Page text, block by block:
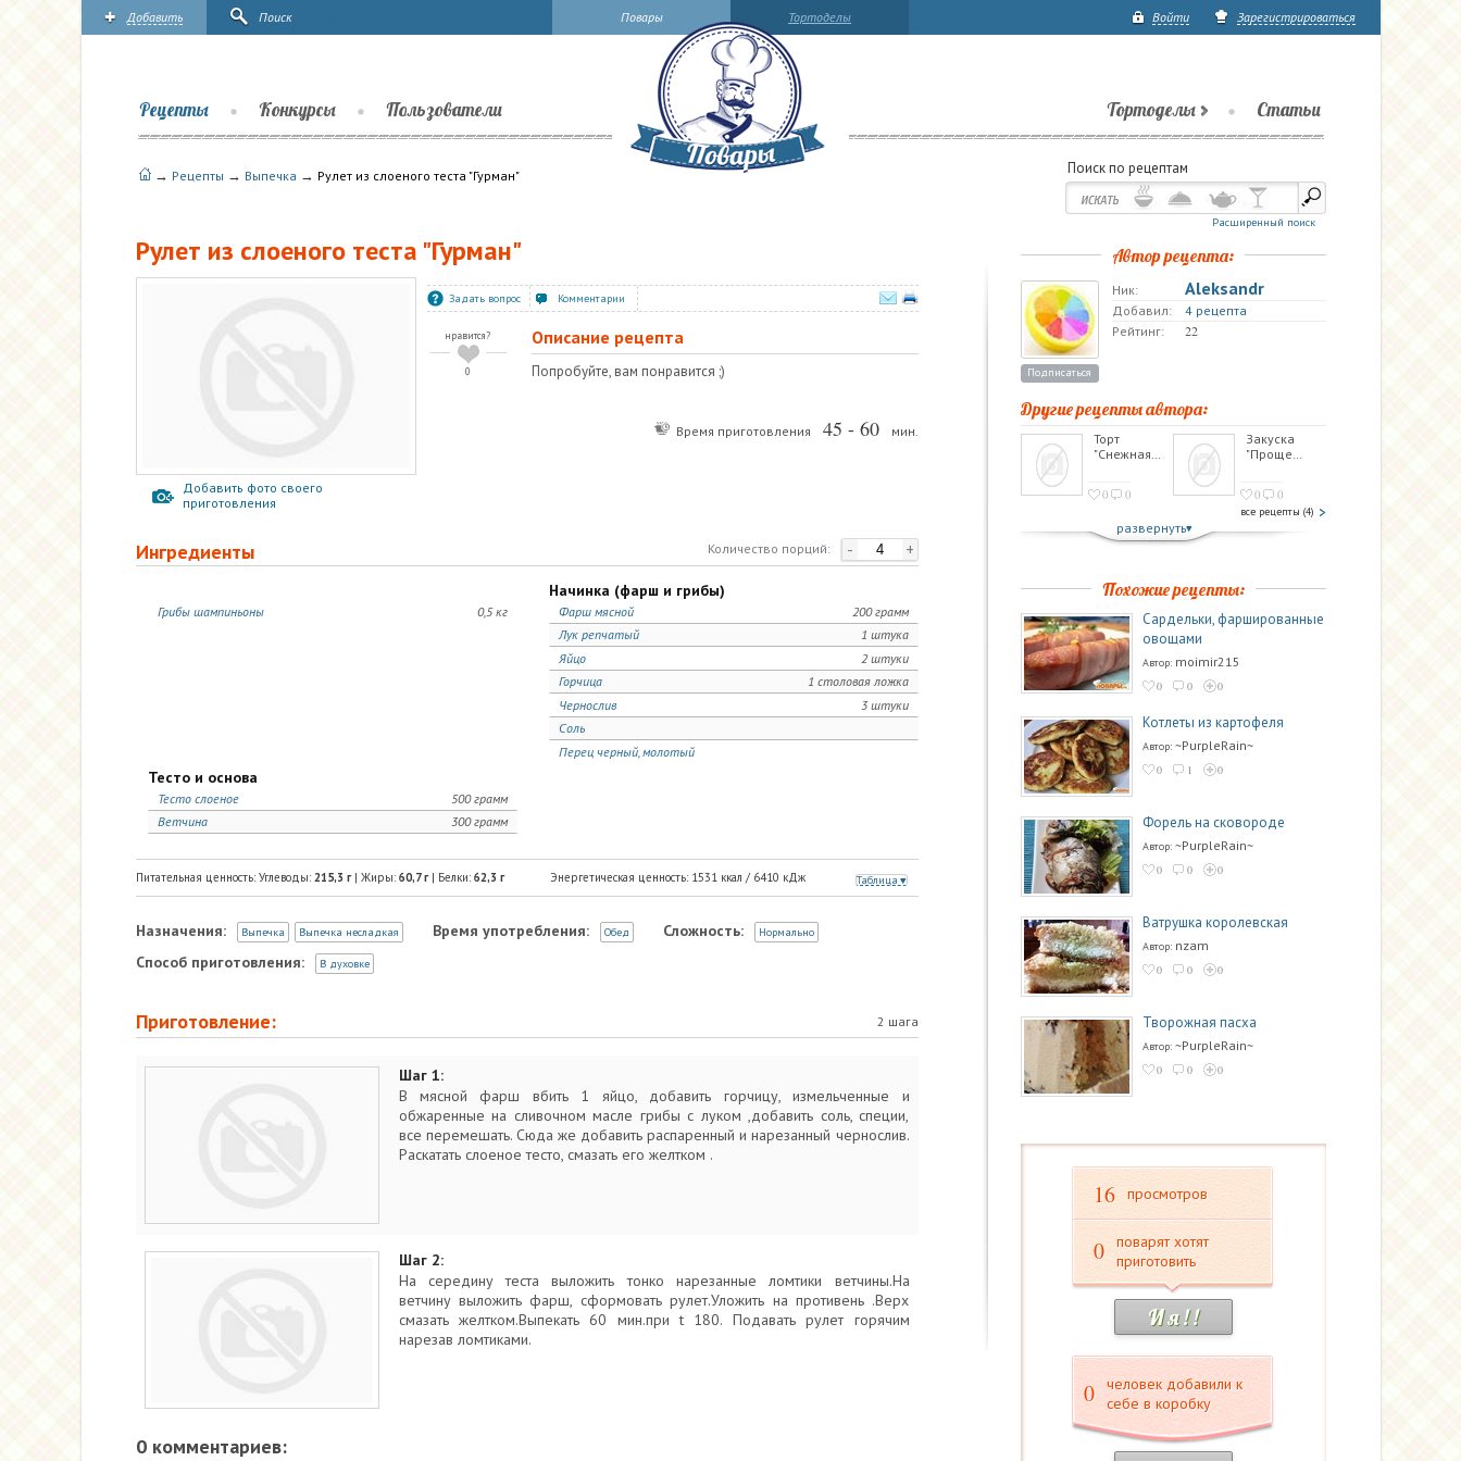
Тортоделы
Повары Войти Зарегистрироваться
Добавить Поиск
Тортоделы Статьи
Рецепты Конкурсы Пользователи
→ Рецепты → Выпечка → Рулет из слоеного теста "Гурман" Поиск по рецептам
Расширенный поиск
Рулет из слоеного теста "Гурман"
Добавить фото своего
приготовления
Задать вопрос Комментарии
нравится?
0
Описание рецепта
Попробуйте, вам понравится ;)
Время приготовления 45 - 60 мин.
- +
Количество порций:
Ингредиенты
0,5 кг
Грибы шампиньоны
Начинка (фарш и грибы)
200 грамм
Фарш мясной
1 штука
Лук репчатый
2 штуки
Яйцо
1 столовая ложка
Горчица
3 штуки
Чернослив
Соль
Перец черный, молотый
Тесто и основа
500 грамм
Тесто слоеное
300 грамм
Ветчина
Таблица
Энергетическая ценность: 1531ккал / 6410 кДж
Питательная ценность: Углеводы: 215,3 г| Жиры: 60,7г| Белки: 62,3 г
Назначения: Выпечка Выпечка несладкая Время употребления: Обед Сложность: Нормально
Способ приготовления: В духовке
Приготовление: 2 шага
Шаг 1:
В мясной фарш вбить 1 яйцо, добавить горчицу, измельченные и
обжаренные на сливочном масле грибы с луком ,добавить соль, специи,
все перемешать. Сюда же добавить распаренный и нарезанный чернослив.
Раскатать слоеное тесто, смазать его желтком .
Шаг 2:
На середину теста выложить тонко нарезанные ломтики ветчины.На
ветчину выложить фарш, сформовать рулет.Уложить на противень .Верх
смазать желтком.Выпекать 60 мин.при t 180. Подавать рулет горячим
нарезав ломтиками.
0 комментариев:
Автор рецепта:
Подписаться
Ник: Aleksandr
Добавил:
4 рецепта
Рейтинг:
22
Другие рецепты автора:
Торт
"Снежная…
0 0
Закуска
"Проще…
0 0
все рецепты (4)
развернуть
Похожие рецепты:
Сардельки, фаршированные
овощами
Автор: moimir215
0 0 0
Котлеты из картофеля
Автор: ~PurpleRain~
0 1 0
Форель на сковороде
Автор: ~PurpleRain~
0 0 0
Ватрушка королевская
Автор: nzam
0 0 0
Творожная пасха
Автор: ~PurpleRain~
0 0 0
16 просмотров
0
поварят хотят
приготовить
И я ! !
0
человек добавили к
себе в коробку